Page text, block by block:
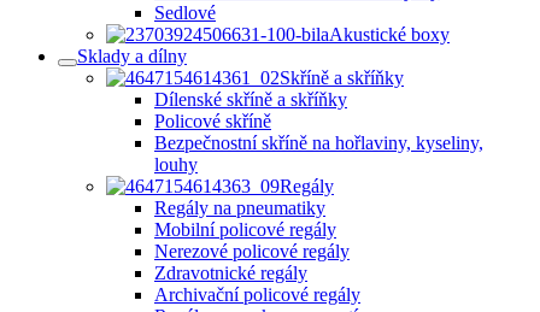
Sedlové
Akustické boxy
Sklady a dílny
Skříně a skříňky
Dílenské skříně a skříňky
Policové skříně
Bezpečnostní skříně na hořlaviny, kyseliny,
louhy
Regály
Regály na pneumatiky
Mobilní policové regály
Nerezové policové regály
Zdravotnické regály
Archivační policové regály